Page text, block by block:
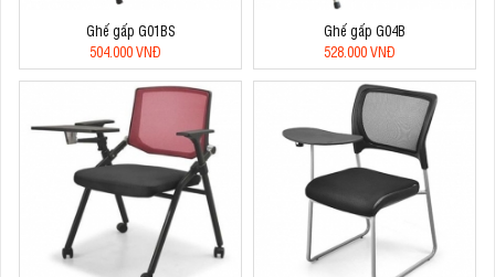
Ghế gấp G01BS
504.000 VNĐ
Ghế gấp G04B
528.000 VNĐ